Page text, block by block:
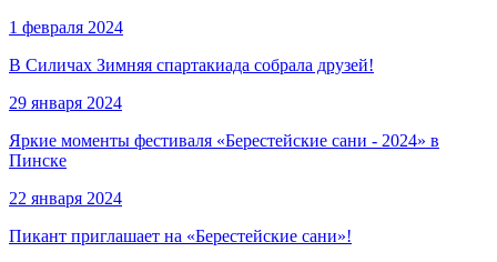
1 февраля 2024
В Силичах Зимняя спартакиада собрала друзей!
29 января 2024
Яркие моменты фестиваля «Берестейские сани - 2024» в
Пинске
22 января 2024
Пикант приглашает на «Берестейские сани»!